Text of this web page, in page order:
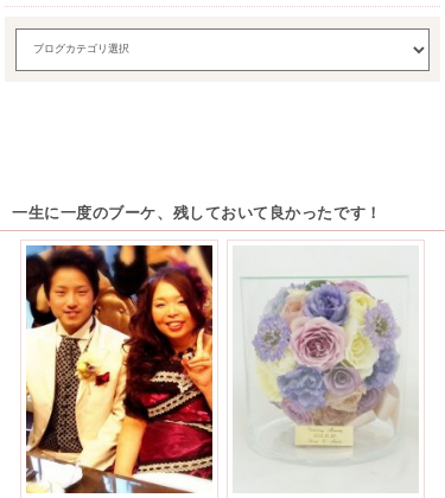
一生に一度のブーケ、残しておいて良かったです！